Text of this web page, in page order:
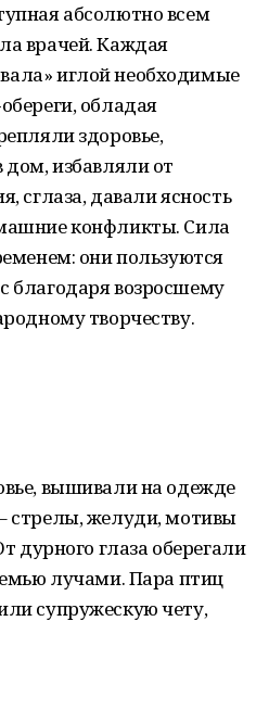
абсолютно всем
врачей. Каждая
иглой необходимые
обладая
здоровье,
избавляли от
сглаза, давали ясность
конфликты. Сила
они пользуются
благодаря возросшему
творчеству.
вышивали на одежде
стрелы, желуди, мотивы
дурного глаза оберегали
лучами. Пара птиц
супружескую чету,